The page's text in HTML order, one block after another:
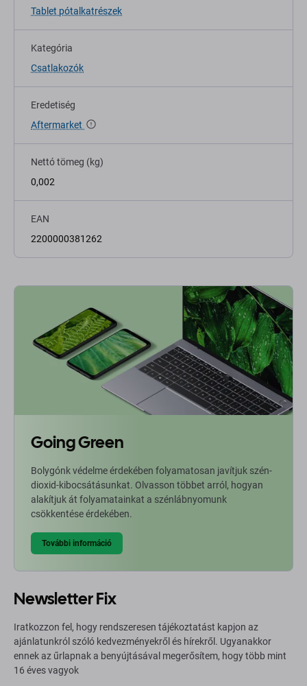
Tablet pótalkatrészek
Kategória
Csatlakozók
Eredetiség
Aftermarket
Nettó tömeg (kg)
0,002
EAN
2200000381262
Going Green
Bolygónk védelme érdekében folyamatosan javítjuk szén-
dioxid-kibocsátásunkat. Olvasson többet arról, hogyan
alakítjuk át folyamatainkat a szénlábnyomunk
csökkentése érdekében.
További információ
Newsletter Fix
Iratkozzon fel, hogy rendszeresen tájékoztatást kapjon az
ajánlatunkról szóló kedvezményekről és hírekről. Ugyanakkor
ennek az űrlapnak a benyújtásával megerősítem, hogy több mint
16 éves vagyok